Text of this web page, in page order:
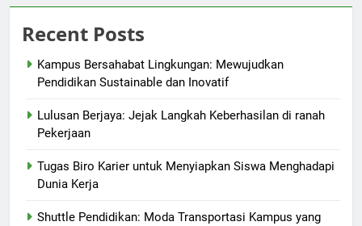
Recent Posts
Kampus Bersahabat Lingkungan: Mewujudkan
Pendidikan Sustainable dan Inovatif
Lulusan Berjaya: Jejak Langkah Keberhasilan di ranah
Pekerjaan
Tugas Biro Karier untuk Menyiapkan Siswa Menghadapi
Dunia Kerja
Shuttle Pendidikan: Moda Transportasi Kampus yang